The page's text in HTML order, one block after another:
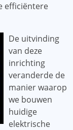
efficiëntere
De uitvinding
van deze
inrichting
veranderde de
manier waarop
we bouwen
huidige
elektrische